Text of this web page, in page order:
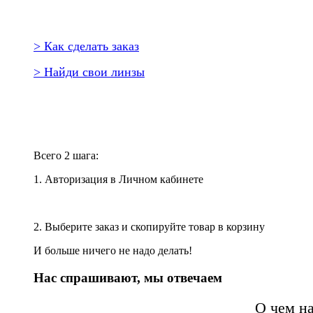
> Как сделать заказ
> Найди свои линзы
Всего 2 шага:
1. Авторизация в Личном кабинете
2. Выберите заказ и скопируйте товар в корзину
И больше ничего не надо делать!
Нас спрашивают, мы отвечаем
О чем